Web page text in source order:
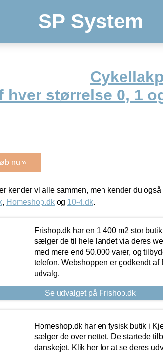
SP System
hver størrelse 0, 1
nu »
kender vi alle sammen, men kender du
, Homeshop.dk og 10-4.dk.
Frishop.dk har en 1.400 m2 stor
sælger de til hele landet via deres
med mere end 50.000 varer, og
telefon. Webshoppen er godkendt
udvalg.
Se udvalget på Frishop.dk
Homeshop.dk har en fysisk butik i
sælger de over nettet. De startede
danskejet. Klik her for at se deres